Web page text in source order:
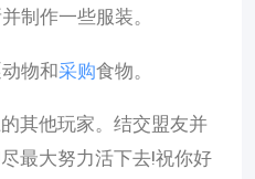
制作一些服装。
物和采购食物。
其他玩家。结交盟友并
最大努力活下去!祝你好